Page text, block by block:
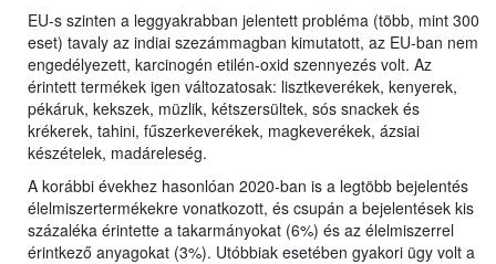
EU-s szinten a leggyakrabban jelentett probléma (több, mint 300
eset) tavaly az indiai szezámmagban kimutatott, az EU-ban nem
engedélyezett, karcinogén etilén-oxid szennyezés volt. Az
érintett termékek igen változatosak: lisztkeverékek, kenyerek,
pékáruk, kekszek, müzlik, kétszersültek, sós snackek és
krékerek, tahini, fűszerkeverékek, magkeverékek, ázsiai
készételek, madáreleség.
A korábbi évekhez hasonlóan 2020-ban is a legtöbb bejelentés
élelmiszertermékekre vonatkozott, és csupán a bejelentések kis
százaléka érintette a takarmányokat (6%) és az élelmiszerrel
érintkező anyagokat (3%). Utóbbiak esetében gyakori ügy volt a